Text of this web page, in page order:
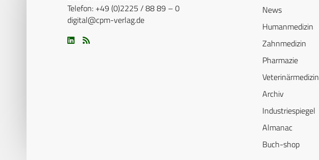
Telefon: +49 (0)2225 / 88 89 – 0
digital@cpm-verlag.de
News
Humanmedizin
Zahnmedizin
Pharmazie
Veterinärmedizin
Archiv
Industriespiegel
Almanac
Buch-shop